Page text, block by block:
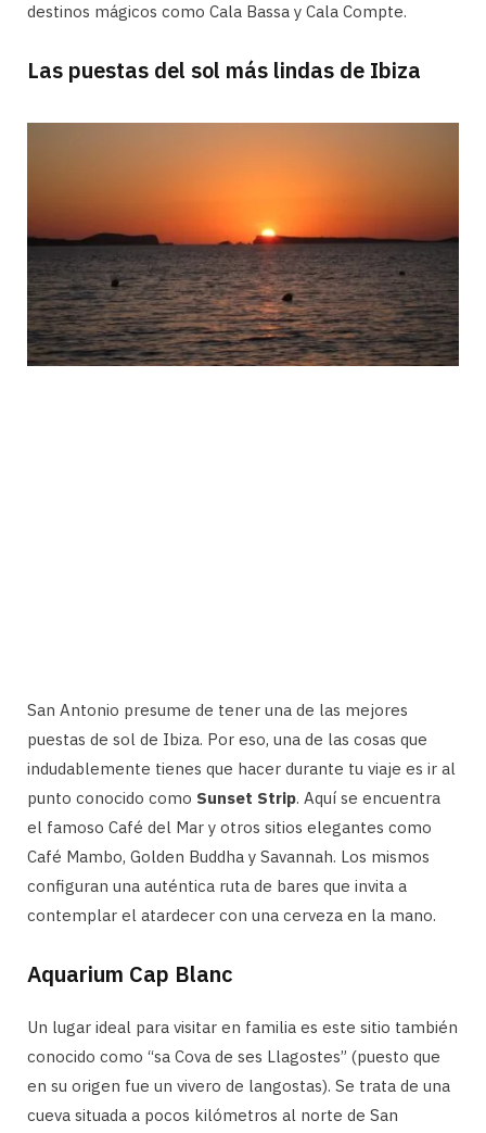
destinos mágicos como Cala Bassa y Cala Compte.
Las puestas del sol más lindas de Ibiza
San Antonio presume de tener una de las mejores
puestas de sol de Ibiza. Por eso, una de las cosas que
indudablemente tienes que hacer durante tu viaje es ir al
punto conocido como Sunset Strip. Aquí se encuentra
el famoso Café del Mar y otros sitios elegantes como
Café Mambo, Golden Buddha y Savannah. Los mismos
configuran una auténtica ruta de bares que invita a
contemplar el atardecer con una cerveza en la mano.
Aquarium Cap Blanc
Un lugar ideal para visitar en familia es este sitio también
conocido como “sa Cova de ses Llagostes” (puesto que
en su origen fue un vivero de langostas). Se trata de una
cueva situada a pocos kilómetros al norte de San